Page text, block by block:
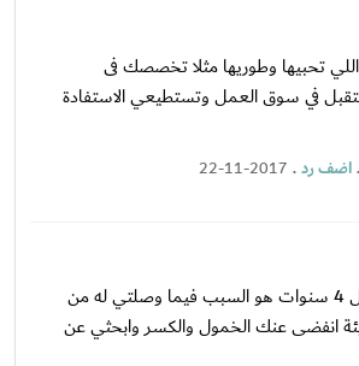
تحبيها وطوريها مثلا تخصصك فى
في سوق العمل وتستطيعي الاستفادة
.اضف رد.
22-11-2017
الجلوس بالمنزل 4 سنوات هو السبب فيما وصلتي له من
انفضى عنك الخمول والكسر وابحثي عن